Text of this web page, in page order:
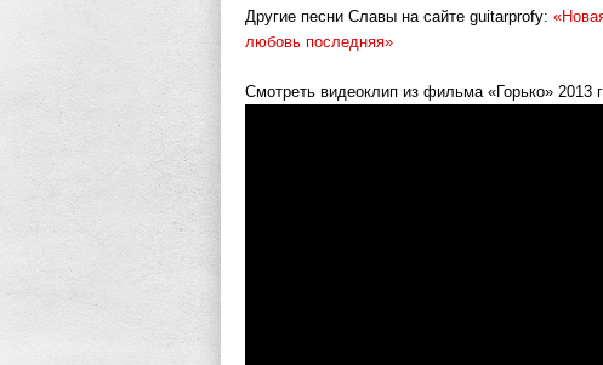
Другие песни Славы на сайте guitarprofy:
любовь последняя»
Смотреть видеоклип из фильма «Горько»